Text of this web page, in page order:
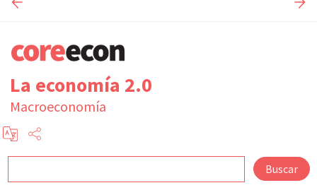
La economía 2.0
Macroeconomía